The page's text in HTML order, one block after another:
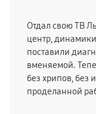
Отдал свою ТВ
центр,
поставили
вменяемой.
без хрипов, без
проделанной